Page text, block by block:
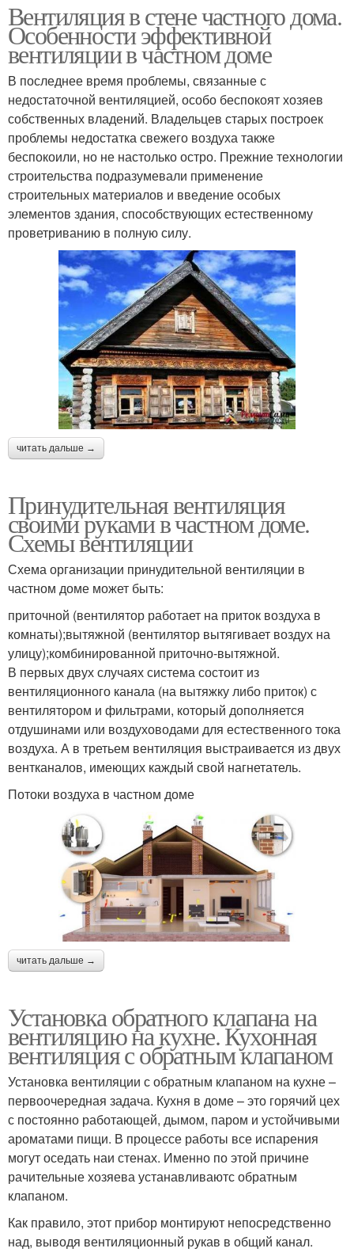
Вентиляция в стене частного дома.
Особенности эффективной
вентиляции в частном доме
В последнее время проблемы, связанные с
недостаточной вентиляцией, особо беспокоят хозяев
собственных владений. Владельцев старых построек
проблемы недостатка свежего воздуха также
беспокоили, но не настолько остро. Прежние технологии
строительства подразумевали применение
строительных материалов и введение особых
элементов здания, способствующих естественному
проветриванию в полную силу.
читать дальше →
Принудительная вентиляция
своими руками в частном доме.
Схемы вентиляции
Схема организации принудительной вентиляции в
частном доме может быть:
приточной (вентилятор работает на приток воздуха в
комнаты);вытяжной (вентилятор вытягивает воздух на
улицу);комбинированной приточно-вытяжной.
В первых двух случаях система состоит из
вентиляционного канала (на вытяжку либо приток) с
вентилятором и фильтрами, который дополняется
отдушинами или воздуховодами для естественного тока
воздуха. А в третьем вентиляция выстраивается из двух
вентканалов, имеющих каждый свой нагнетатель.
Потоки воздуха в частном доме
читать дальше →
Установка обратного клапана на
вентиляцию на кухне. Кухонная
вентиляция с обратным клапаном
Установка вентиляции с обратным клапаном на кухне –
первоочередная задача. Кухня в доме – это горячий цех
с постоянно работающей, дымом, паром и устойчивыми
ароматами пищи. В процессе работы все испарения
могут оседать наи стенах. Именно по этой причине
рачительные хозяева устанавливаютс обратным
клапаном.
Как правило, этот прибор монтируют непосредственно
над, выводя вентиляционный рукав в общий канал.